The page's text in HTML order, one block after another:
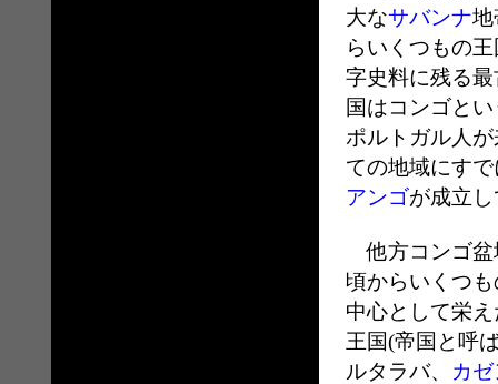
大なサバンナ地
らいくつもの
字史料に残る
国はコンゴと
ポルトガル人
ての地域にす
アンゴが成立
他方コンゴ盆
頃からいくつ
中心として栄え
王国(帝国と呼
ルタラバ、
カ